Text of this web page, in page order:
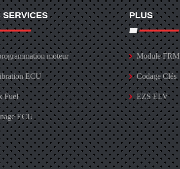
SERVICES
moteur
ECU
Fuel
ECU
PLUS
Module FRM
Codage Clés
EZS ELV